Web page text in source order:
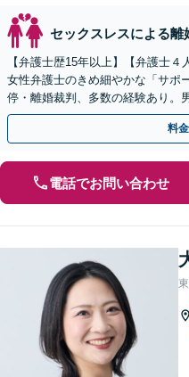
セックスレスによる離
【弁護士歴15年以上】【弁護士４
女性弁護士のきめ細やかな「サポ
停・離婚裁判、多数の経験あり。
【お子さま連れのご相談OK】【
料
電話でお問い合わせ